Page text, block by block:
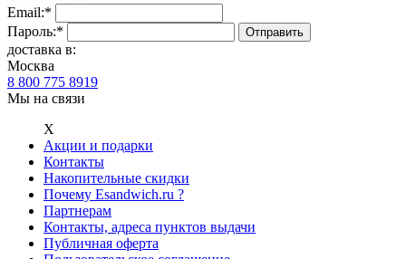
Email:*
Пароль:*
доставка в:
Москва
8 800 775 8919
Мы на связи
Х
Акции и подарки
Контакты
Накопительные скидки
Почему Esandwich.ru ?
Партнерам
Контакты, адреса пунктов выдачи
Публичная оферта